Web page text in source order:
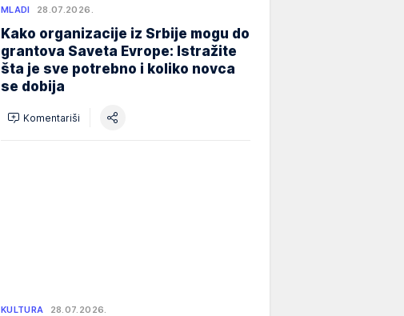
MLADI 28.07.2026.
Kako organizacije iz Srbije mogu do
grantova Saveta Evrope: Istražite
šta je sve potrebno i koliko novca
se dobija
Komentariši
KULTURA 28.07.2026.